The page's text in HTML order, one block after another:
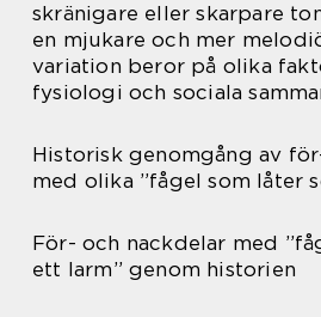
skränigare eller skarpare
en mjukare och mer
variation beror på olika
fysiologi och sociala
Historisk genomgång av
med olika ”fågel som låter
För- och nackdelar med
ett larm” genom historien